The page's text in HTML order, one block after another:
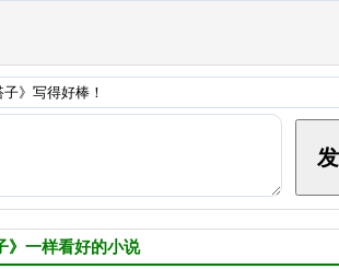
了帝国。
誉为帝国玫瑰，作为顶级优质omega，家族在他
一起长大的皇太子出去一趟，回来就带回来了
》一样看好的小说